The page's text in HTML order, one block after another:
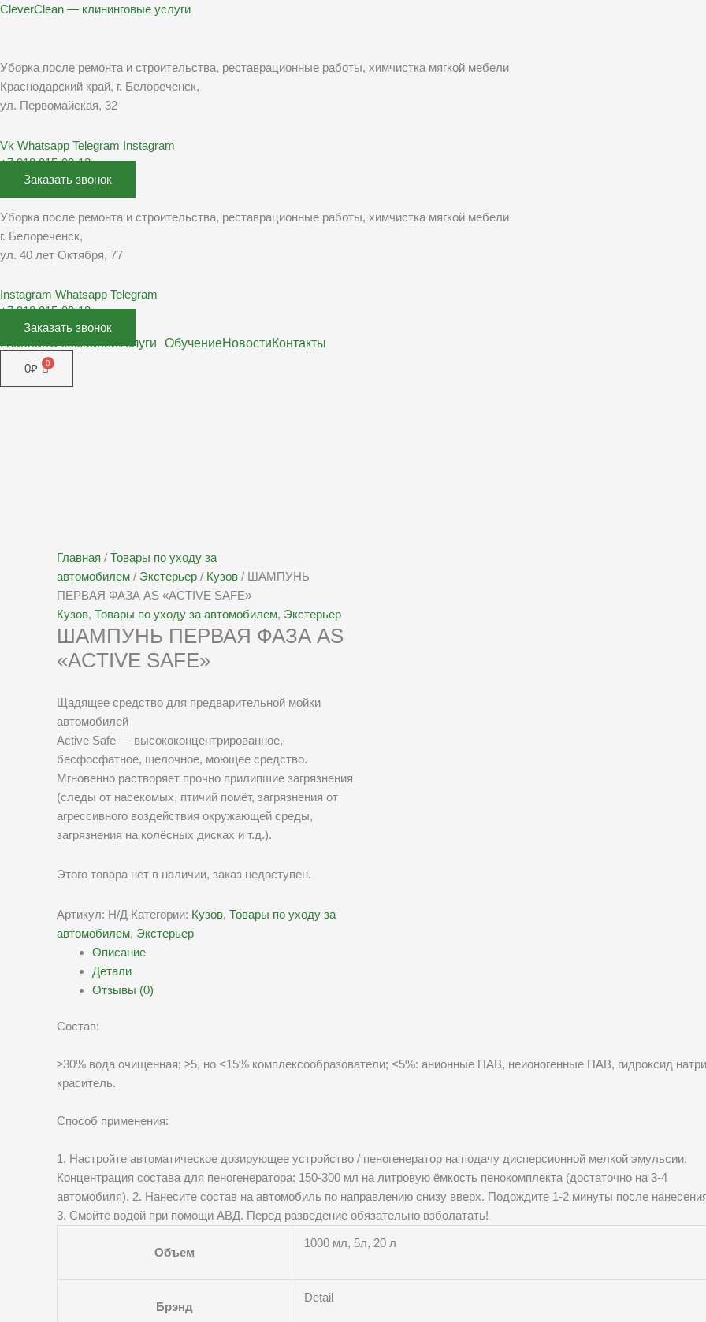
Перейти
CleverClean — клининговые услуги
Уборка после ремонта и строительства, реставрационные работы, химчистка мягкой мебели
Краснодарский край, г. Белореченск,
ул. Первомайская, 32
Vk Whatsapp Telegram Instagram
+7 918 015-00-13
Заказать звонок
Уборка после ремонта и строительства, реставрационные работы, химчистка мягкой мебели
г. Белореченск,
ул. 40 лет Октября, 77
Instagram Whatsapp Telegram
+7 918 015-00-13
Заказать звонок
ГлавнаяО компанииУслуги ОбучениеНовостиКонтакты
0₽
Главная / Товары по уходу за
автомобилем / Экстерьер / Кузов / ШАМПУНЬ
ПЕРВАЯ ФАЗА AS «ACTIVE SAFE»
Кузов, Товары по уходу за автомобилем, Экстерьер
ШАМПУНЬ ПЕРВАЯ ФАЗА AS
«ACTIVE SAFE»
Щадящее средство для предварительной мойки
автомобилей
Active Safe — высококонцентрированное,
бесфосфатное, щелочное, моющее средство.
Мгновенно растворяет прочно прилипшие загрязнения
(следы от насекомых, птичий помёт, загрязнения от
агрессивного воздействия окружающей среды,
загрязнения на колёсных дисках и т.д.).
Этого товара нет в наличии, заказ недоступен.
Артикул: Н/Д Категории: Кузов, Товары по уходу за
автомобилем, Экстерьер
Описание
Детали
Отзывы (0)
Состав:
≥30% вода очищенная; ≥5, но ˂15% комплексообразователи; ˂5%: анионные ПАВ, неионогенные ПАВ, гидроксид
краситель.
Способ применения:
1. Настройте автоматическое дозирующее устройство / пеногенератор на подачу дисперсионной мелкой эмульсии.
Концентрация состава для пеногенератора: 150-300 мл на литровую ёмкость пенокомплекта (достаточно на 3-4
автомобиля). 2. Нанесите состав на автомобиль по направлению снизу вверх. Подождите 1-2 минуты после
3. Смойте водой при помощи АВД. Перед разведение обязательно взболатать!
Объем
1000 мл, 5л, 20 л
Брэнд
Detail